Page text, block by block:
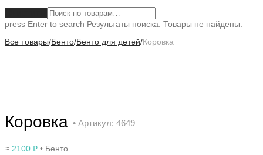
press Enter to search Результаты поиска: Товары не найдены.
Все товары/Бенто/Бенто для детей/Коровка
Коровка • Артикул: 4649
≈ 2100 ₽ • Бенто